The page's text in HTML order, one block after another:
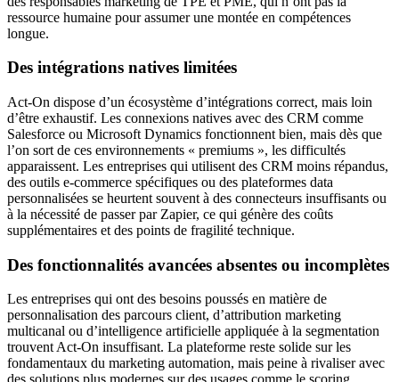
ressource humaine pour assumer une montée en compétences
longue.
Des intégrations natives limitées
Act-On dispose d’un écosystème d’intégrations correct, mais loin
d’être exhaustif. Les connexions natives avec des CRM comme
Salesforce ou Microsoft Dynamics fonctionnent bien, mais dès que
l’on sort de ces environnements « premiums », les difficultés
apparaissent. Les entreprises qui utilisent des CRM moins répandus,
des outils e-commerce spécifiques ou des plateformes data
personnalisées se heurtent souvent à des connecteurs insuffisants ou
à la nécessité de passer par Zapier, ce qui génère des coûts
supplémentaires et des points de fragilité technique.
Des fonctionnalités avancées absentes ou incomplètes
Les entreprises qui ont des besoins poussés en matière de
personnalisation des parcours client, d’attribution marketing
multicanal ou d’intelligence artificielle appliquée à la segmentation
trouvent Act-On insuffisant. La plateforme reste solide sur les
fondamentaux du marketing automation, mais peine à rivaliser avec